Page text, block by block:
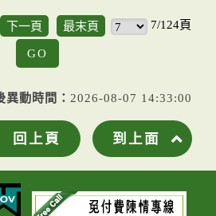
下一頁 最末頁
7/124頁
GO
異動時間： 2026-08-07 14:33:00
回上頁 到上面